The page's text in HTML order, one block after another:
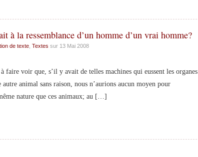
à la ressemblance d’un homme d’un vrai homme?
de texte Textes sur 13 Mai 2008
voir que, s’il y avait de telles machines qui eussent les organes
animal sans raison, nous n’aurions aucun moyen pour
nature que ces animaux; au […]